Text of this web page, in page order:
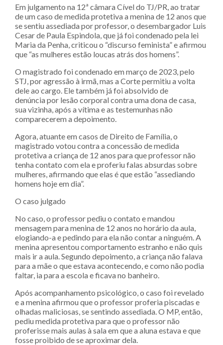
Em julgamento na 12ª câmara Cível do TJ/PR, ao tratar
de um caso de medida protetiva a menina de 12 anos que
se sentiu assediada por professor, o desembargador Luis
Cesar de Paula Espindola, que já foi condenado pela lei
Maria da Penha, criticou o “discurso feminista” e afirmou
que “as mulheres estão loucas atrás dos homens”.
O magistrado foi condenado em março de 2023, pelo
STJ, por agressão à irmã, mas a Corte permitiu a volta
dele ao cargo. Ele também já foi absolvido de
denúncia por lesão corporal contra uma dona de casa,
sua vizinha, após a vítima e as testemunhas não
comparecerem a depoimento.
Agora, atuante em casos de Direito de Família, o
magistrado votou contra a concessão de medida
protetiva a criança de 12 anos para que professor não
tenha contato com ela e proferiu falas absurdas sobre
mulheres, afirmando que elas é que estão “assediando
homens hoje em dia”.
O caso julgado
No caso, o professor pediu o contato e mandou
mensagem para menina de 12 anos no horário da aula,
elogiando-a e pedindo para ela não contar a ninguém. A
menina apresentou comportamento estranho e não quis
mais ir a aula. Segundo depoimento, a criança não falava
para a mãe o que estava acontecendo, e como não podia
faltar, ia para a escola e ficava no banheiro.
Após acompanhamento psicológico, o caso foi revelado
e a menina afirmou que o professor proferia piscadas e
olhadas maliciosas, se sentindo assediada. O MP, então,
pediu medida protetiva para que o professor não
proferisse mais aulas à sala em que a aluna estava e que
fosse proibido de se aproximar dela.